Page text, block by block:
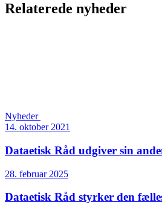
Relaterede nyheder
Nyheder
14. oktober 2021
Dataetisk Råd udgiver sin
28. februar 2025
Dataetisk Råd styrker den